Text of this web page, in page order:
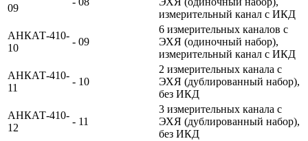
09
измерительный канал с ИКД
АНКАТ-410-
10
- 09
6 измерительных каналов с
ЭХЯ (одиночный набор),
измерительный канал с ИКД
АНКАТ-410-
11
- 10
2 измерительных канала с
ЭХЯ (дублированный набор),
без ИКД
АНКАТ-410-
12
- 11
3 измерительных канала с
ЭХЯ (дублированный набор),
без ИКД